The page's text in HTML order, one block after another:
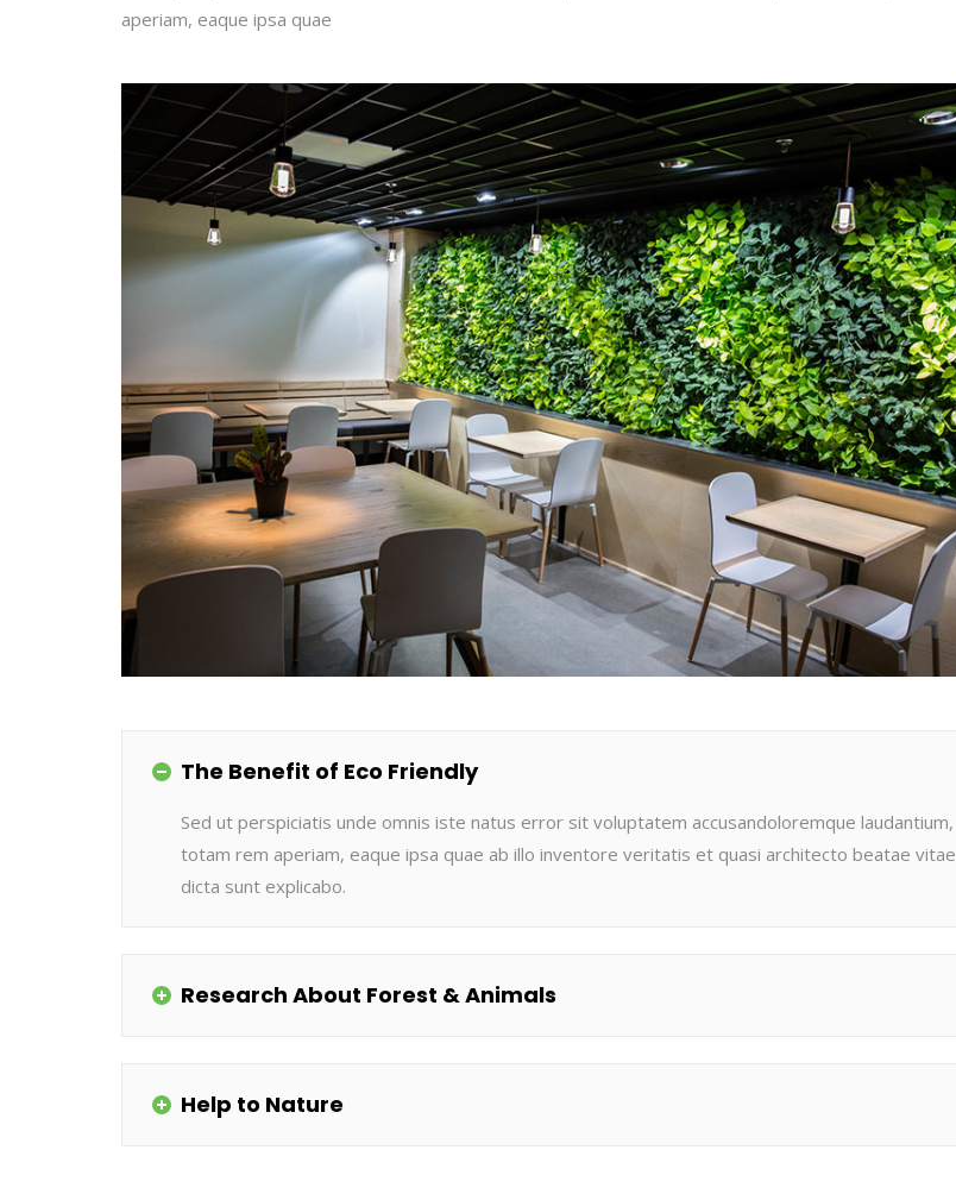
aperiam, eaque ipsa quae
The Benefit of Eco Friendly
Sed ut perspiciatis unde omnis iste natus error sit voluptatem accusandoloremque laudantium,
totam rem aperiam, eaque ipsa quae ab illo inventore veritatis et quasi architecto beatae vitae
dicta sunt explicabo.
Research About Forest & Animals
Help to Nature